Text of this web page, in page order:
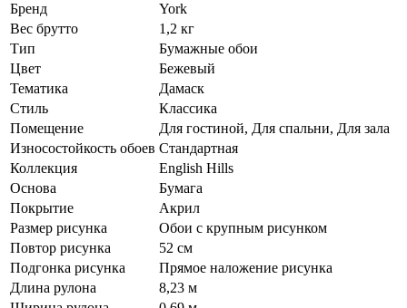
Бренд
York
Вес брутто
1,2 кг
Тип
Бумажные обои
Цвет
Бежевый
Тематика
Дамаск
Стиль
Классика
Помещение
Для гостиной, Для спальни, Для зала
Износостойкость обоев Стандартная
Коллекция
English Hills
Основа
Бумага
Покрытие
Акрил
Размер рисунка
Обои с крупным рисунком
Повтор рисунка
52 см
Подгонка рисунка
Прямое наложение рисунка
Длина рулона
8,23 м